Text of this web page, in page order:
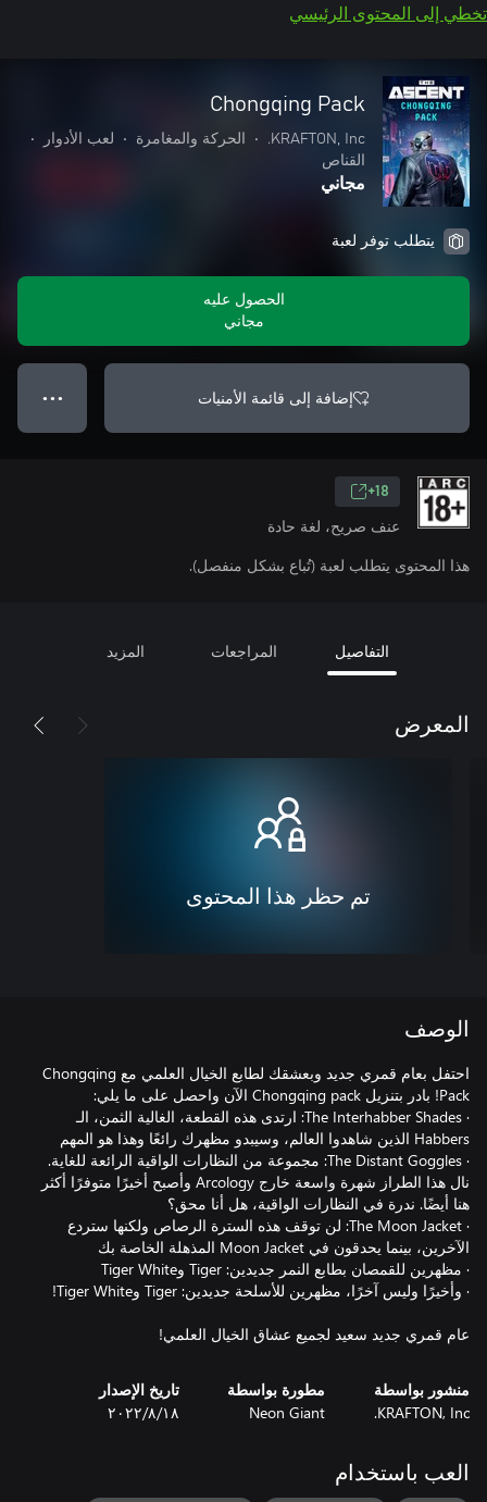
تخطي إلى المحتوى الرئيسي
Chongqing Pack
KRAFTON, Inc.
• الحركة والمغامرة • لعب الأدوار
•
القناص
مجاني
يتطلب توفر لعبة
الحصول عليه
مجاني
إضافة إلى قائمة الأمنيات ● ● ●
18+
عنف صريح، لغة حادة
هذا المحتوى يتطلب لعبة (تُباع بشكل منفصل).
التفاصيل المراجعات المزيد
المعرض
تم حظر هذا المحتوى
الوصف
احتفل بعام قمري جديد وبعشقك لطابع الخيال العلمي مع Chongqing
· The Interhabber Shades: ارتدى هذه القطعة، الغالية الثمن، الـ
· The Distant Goggles: مجموعة من النظارات الواقية الرائعة للغاية.
نال هذا الطراز شهرة واسعة خارج Arcology وأصبح أخيرًا متوفرًا أكثر
· The Moon Jacket: لن توقف هذه السترة الرصاص ولكنها ستردع
عام قمري جديد سعيد لجميع عشاق الخيال العلمي!
منشور بواسطة
KRAFTON, Inc.
مطورة بواسطة
Neon Giant
تاريخ الإصدار
١٨‏/٨‏/٢٠٢٢
العب باستخدام